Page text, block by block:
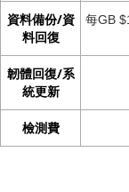
資料備份/資
料回復
每GB
韌體回復/系
統更新
檢測費